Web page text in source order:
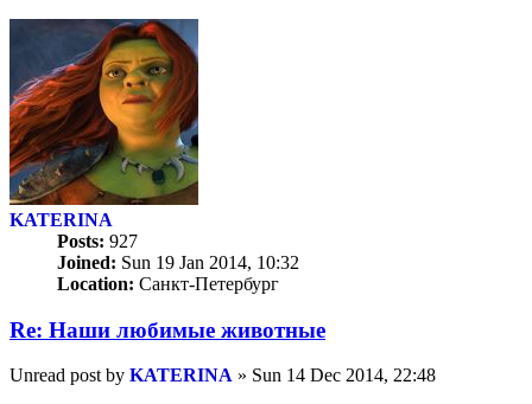
KATERINA
Posts: 927
Joined: Sun 19 Jan 2014, 10:32
Location: Санкт-Петербург
Re: Наши любимые животные
Unread post by KATERINA » Sun 14 Dec 2014, 22:48